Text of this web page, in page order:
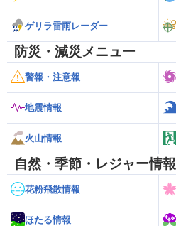
ゲリラ雷雨レーダー
防災・減災メニュー
警報・注意報
地震情報
火山情報
自然・季節・レジャー情報
花粉飛散情報
ほたる情報